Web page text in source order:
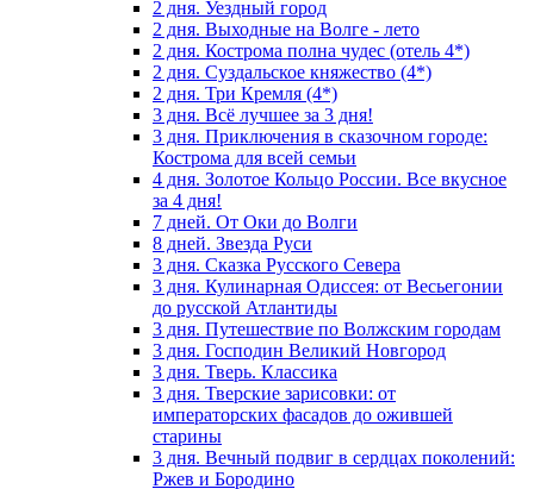
2 дня. Уездный город
2 дня. Выходные на Волге - лето
2 дня. Кострома полна чудес (отель 4*)
2 дня. Суздальское княжество (4*)
2 дня. Три Кремля (4*)
3 дня. Всё лучшее за 3 дня!
3 дня. Приключения в сказочном городе:
Кострома для всей семьи
4 дня. Золотое Кольцо России. Все вкусное
за 4 дня!
7 дней. От Оки до Волги
8 дней. Звезда Руси
3 дня. Сказка Русского Севера
3 дня. Кулинарная Одиссея: от Весьегонии
до русской Атлантиды
3 дня. Путешествие по Волжским городам
3 дня. Господин Великий Новгород
3 дня. Тверь. Классика
3 дня. Тверские зарисовки: от
императорских фасадов до ожившей
старины
3 дня. Вечный подвиг в сердцах поколений:
Ржев и Бородино